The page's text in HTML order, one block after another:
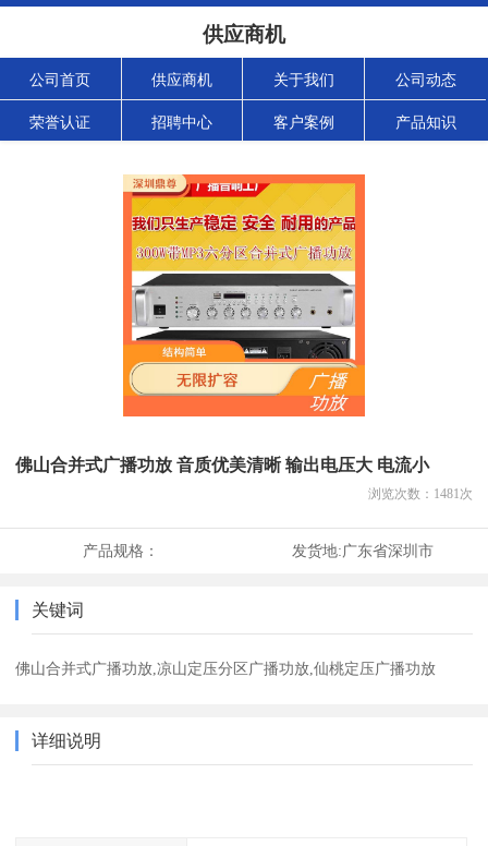
供应商机
公司首页 供应商机 关于我们 公司动态
荣誉认证 招聘中心 客户案例 产品知识
佛山合并式广播功放 音质优美清晰 输出电压大 电流小
浏览次数： 1481次
产品规格： 发货地:广东省深圳市
关键词
佛山合并式广播功放,凉山定压分区广播功放,仙桃定压广播功放
详细说明